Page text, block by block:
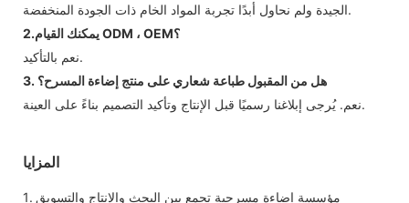
الجيدة ولم نحاول أبدًا تجربة المواد الخام ذات الجودة المنخفضة.
2.يمكنك القيام ODM ، OEM؟
نعم بالتأكيد.
3. هل من المقبول طباعة شعاري على منتج إضاءة المسرح؟
نعم. يُرجى إبلاغنا رسميًا قبل الإنتاج وتأكيد التصميم بناءً على العينة.
المزايا
1. مؤسسة إضاءة مسرحية تجمع بين البحث والإنتاج والتسويق